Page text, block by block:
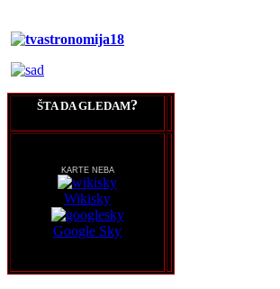
ŠTA DA GLEDAM?
KARTE NEBA
Wikisky
Google Sky